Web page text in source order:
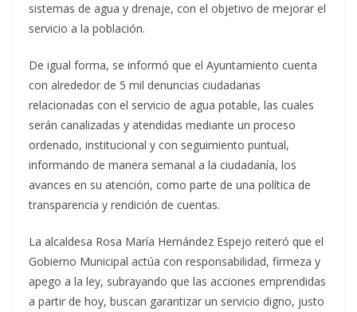
sistemas de agua y drenaje, con el objetivo de mejorar el
servicio a la población.
De igual forma, se informó que el Ayuntamiento cuenta
con alrededor de 5 mil denuncias ciudadanas
relacionadas con el servicio de agua potable, las cuales
serán canalizadas y atendidas mediante un proceso
ordenado, institucional y con seguimiento puntual,
informando de manera semanal a la ciudadanía, los
avances en su atención, como parte de una política de
transparencia y rendición de cuentas.
La alcaldesa Rosa María Hernández Espejo reiteró que el
Gobierno Municipal actúa con responsabilidad, firmeza y
apego a la ley, subrayando que las acciones emprendidas
a partir de hoy, buscan garantizar un servicio digno, justo